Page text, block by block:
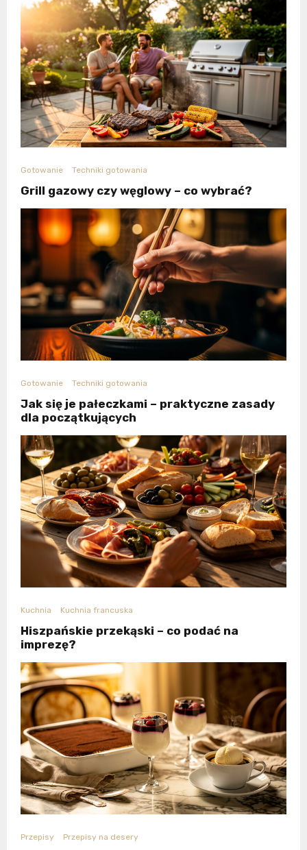
Gotowanie Techniki gotowania
Grill gazowy czy węglowy – co wybrać?
Gotowanie Techniki gotowania
Jak się je pałeczkami – praktyczne zasady
dla początkujących
Kuchnia Kuchnia francuska
Hiszpańskie przekąski – co podać na
imprezę?
Przepisy Przepisy na desery